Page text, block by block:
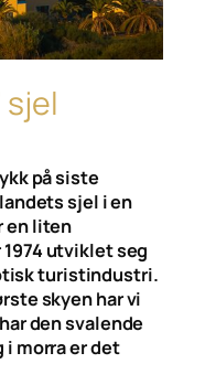
sjel
på siste
sjel i en
en liten
utviklet seg
turistindustri.
skyen har vi
den svalende
morra er det